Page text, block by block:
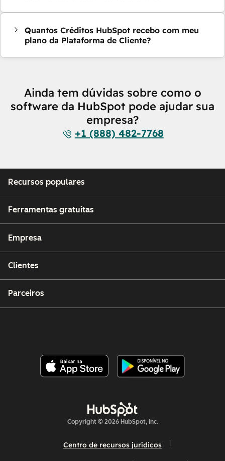
Quantos Créditos HubSpot recebo com meu
plano da Plataforma de Cliente?
Ainda tem dúvidas sobre como o
software da HubSpot pode ajudar sua
empresa?
+1 (888) 482-7768
Recursos populares
Ferramentas gratuitas
Empresa
Clientes
Parceiros
Copyright © 2026 HubSpot, Inc.
Centro de recursos jurídicos